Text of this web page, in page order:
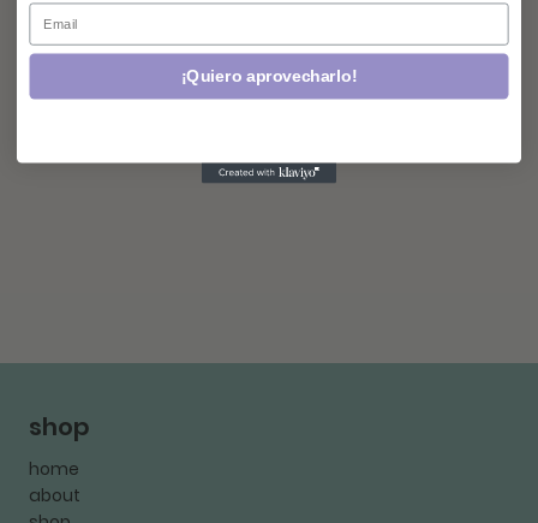
shop
home
about
Email
¡Quiero aprovecharlo!